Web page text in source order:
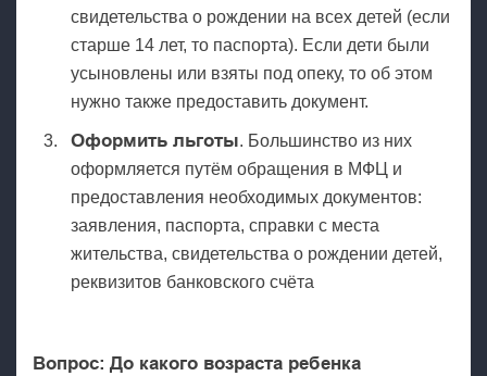
свидетельства о рождении на всех детей (если
старше 14 лет, то паспорта). Если дети были
усыновлены или взяты под опеку, то об этом
нужно также предоставить документ.
Оформить льготы. Большинство из них
оформляется путём обращения в МФЦ и
предоставления необходимых документов:
заявления, паспорта, справки с места
жительства, свидетельства о рождении детей,
реквизитов банковского счёта
Вопрос: До какого возраста ребенка